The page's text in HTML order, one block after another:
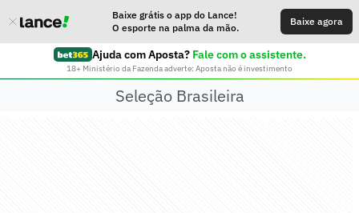
Baixe grátis o app do Lance!
O esporte na palma da mão.
Baixe agora
Ajuda com Aposta? Fale com o assistente.
18+ Ministério da Fazenda adverte: Aposta não é investimento
Seleção Brasileira